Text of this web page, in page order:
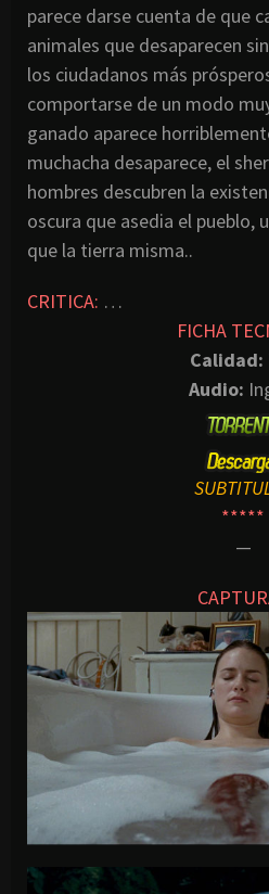
parece darse cuenta de que
animales que desaparecen
los ciudadanos más
comportarse de un modo
ganado aparece
muchacha desaparece, el
hombres descubren la
oscura que asedia el pueblo,
que la tierra misma..
CRITICA: …
FICHA
Calidad:
Audio:
*****
—